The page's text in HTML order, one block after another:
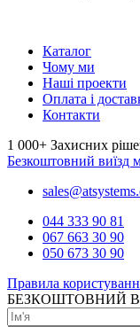
Каталог
Чому ми
Наші проекти
Оплата і
Контакти
1 000+ Захисних
Безкоштовний виїзд
044 333 90 81
067 663 30 90
050 673 30 90
Правила
БЕЗКОШТОВНИЙ